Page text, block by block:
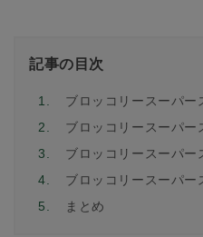
記事の目次
1.
ブロッコリースーパー
2.
ブロッコリースーパー
3.
ブロッコリースーパー
4.
ブロッコリースーパー
5.
まとめ